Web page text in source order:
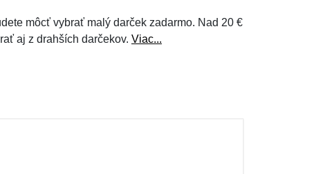
môcť vybrať malý darček zadarmo. Nad 20 €
aj z drahších darčekov. Viac...